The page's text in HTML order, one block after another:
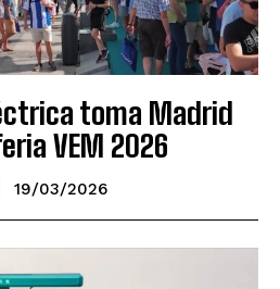
toma Madrid
VEM 2026
19/03/2026